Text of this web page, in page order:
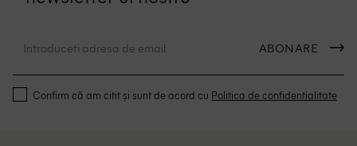
ABONARE
Confirm că am citit și sunt de acord cu Politica de confidentialitate